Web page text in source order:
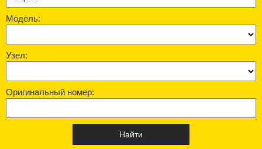
Модель:
Узел:
Оригинальный номер: